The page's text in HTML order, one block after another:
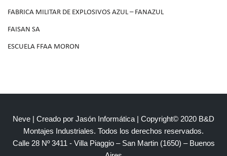
FABRICA MILITAR DE EXPLOSIVOS AZUL – FANAZUL
FAISAN SA
ESCUELA FFAA MORON
Neve | Creado por Jasón Informática | Copyright© 2020 B&D
Montajes Industriales. Todos los derechos reservados.
Calle 28 Nº 3411 - Villa Piaggio – San Martin (1650) – Buenos